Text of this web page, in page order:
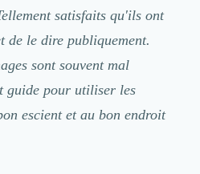
(RSE)
satisfaits qu'ils ont
de le dire publiquement.
sont souvent mal
guide pour utiliser les
escient et au bon endroit